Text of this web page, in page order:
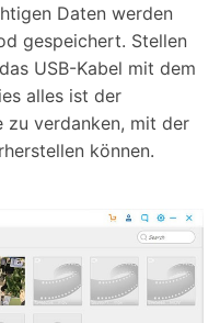
Daten werden
gespeichert. Stellen
USB-Kabel mit dem
alles ist der
zu verdanken, mit der
können.